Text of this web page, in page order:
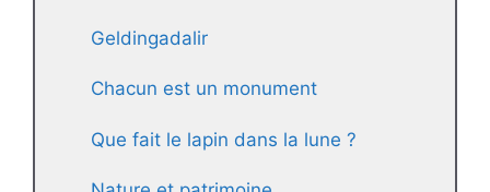
Geldingadalir
Chacun est un monument
Que fait le lapin dans la lune ?